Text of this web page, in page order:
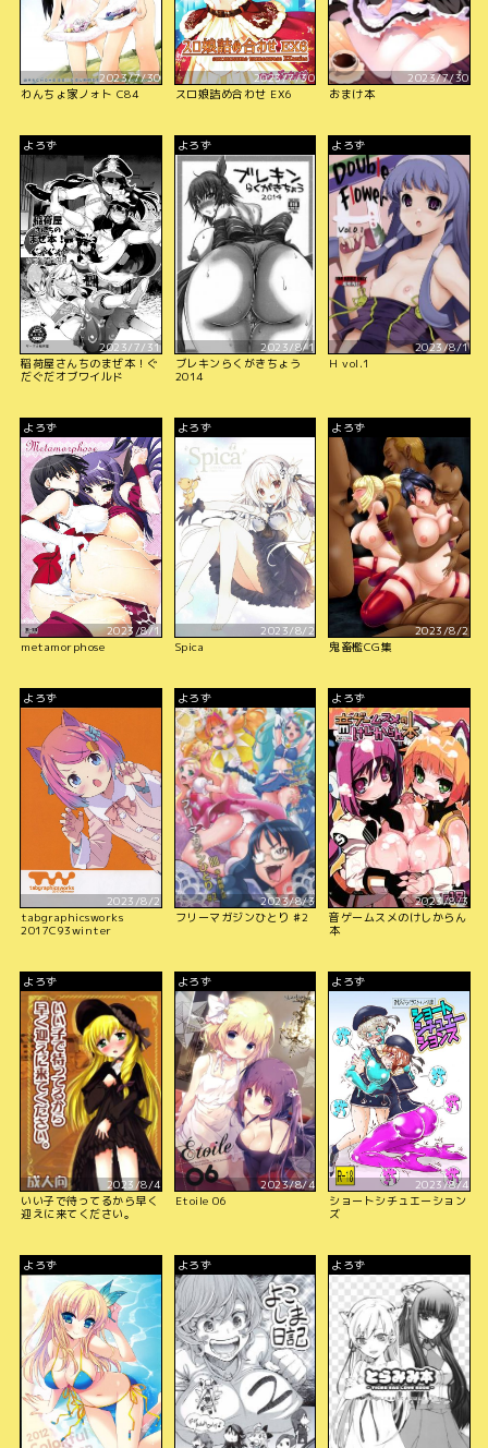
2023/7/30
わんちょ家ノォト C84
2023/7/30
スロ娘詰め合わせ EX6
2023/7/30
おまけ本
よろず
2023/7/31
稲荷屋さんちのまぜ本！ぐ
だぐだオブワイルド
よろず
2023/8/1
ブレキンらくがきちょう
2014
よろず
2023/8/1
H vol.1
よろず
2023/8/1
metamorphose
よろず
2023/8/2
Spica
よろず
2023/8/2
鬼畜檻CG集
よろず
2023/8/2
tabgraphicsworks
2017C93winter
よろず
2023/8/3
フリーマガジンひとり ♯2
よろず
2023/8/3
音ゲームスメのけしからん
本
よろず
2023/8/4
いい子で待ってるから早く
迎えに来てください。
よろず
2023/8/4
Etoile 06
よろず
2023/8/4
ショートシチュエーション
ズ
よろず よろず よろず